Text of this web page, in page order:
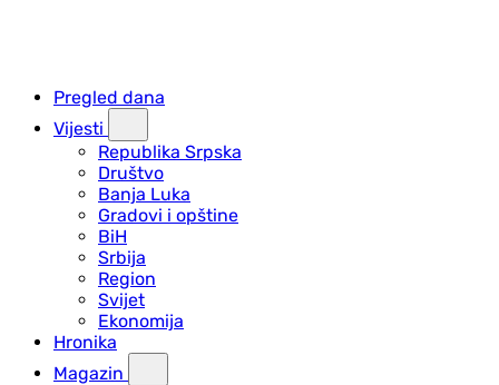
Pregled dana
Vijesti
Republika Srpska
Društvo
Banja Luka
Gradovi i opštine
BiH
Srbija
Region
Svijet
Ekonomija
Hronika
Magazin